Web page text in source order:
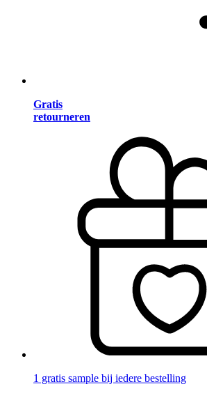
Gratis
retourneren
1 gratis sample bij iedere bestelling